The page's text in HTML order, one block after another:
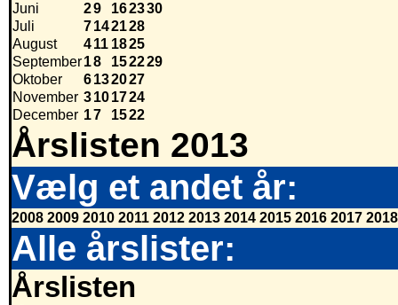
Juni
29 162330
Juli
7142128
August
411 1825
September18 152229
Oktober
6132027
November 3101724
December 17 1522
Årslisten 2013
Vælg et andet år:
2008 2009 2010 2011 2012 2013 2014 2015 2016 2017 2018
Alle årslister:
Årslisten